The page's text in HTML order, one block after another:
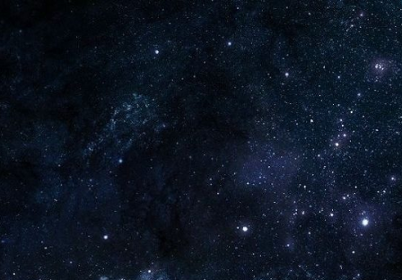
Plus de 2800 critiques de films